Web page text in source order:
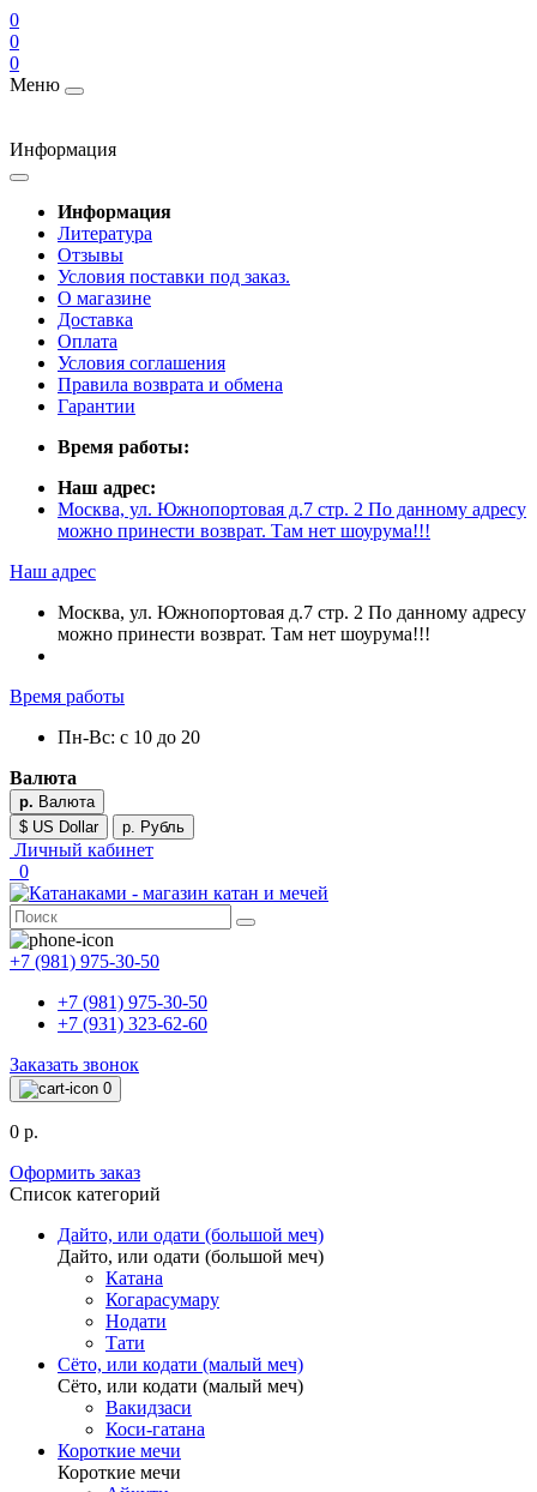
0
0
0
Меню
Информация
Информация
Литература
Отзывы
Условия поставки под заказ.
О магазине
Доставка
Оплата
Условия соглашения
Правила возврата и обмена
Гарантии
Время работы:
Наш адрес:
Москва, ул. Южнопортовая д.7 стр. 2 По данному адресу
можно принести возврат. Там нет шоурума!!!
Наш адрес
Москва, ул. Южнопортовая д.7 стр. 2 По данному адресу
можно принести возврат. Там нет шоурума!!!
Время работы
Пн-Вс: с 10 до 20
Валюта
р. Валюта
$ US Dollar
р. Рубль
Личный кабинет
0
+7 (981) 975-30-50
+7 (981) 975-30-50
+7 (931) 323-62-60
Заказать звонок
0
0 р.
Оформить заказ
Список категорий
Дайто, или одати (большой меч)
Дайто, или одати (большой меч)
Катана
Когарасумару
Нодати
Тати
Сёто, или кодати (малый меч)
Сёто, или кодати (малый меч)
Вакидзаси
Коси-гатана
Короткие мечи
Короткие мечи